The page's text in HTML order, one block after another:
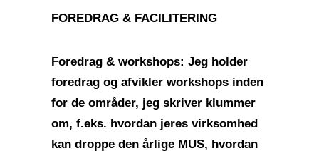
FOREDRAG & FACILITERING
Foredrag & workshops: Jeg holder
foredrag og afvikler workshops inden
for de områder, jeg skriver klummer
om, f.eks. hvordan jeres virksomhed
kan droppe den årlige MUS, hvordan